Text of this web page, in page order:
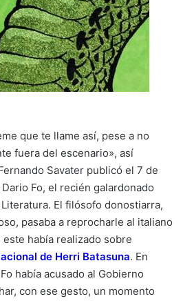
que te llame así, pese a no
fuera del escenario», así
Savater publicó el 7 de
Fo, el recién galardonado
El filósofo donostiarra,
pasaba a reprocharle al italiano
había realizado sobre
de Herri Batasuna. En
había acusado al Gobierno
con ese gesto, un momento